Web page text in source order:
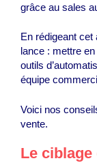
grâce au sales
En rédigeant cet
lance : mettre
outils
équipe
Voici nos
vente.
Le